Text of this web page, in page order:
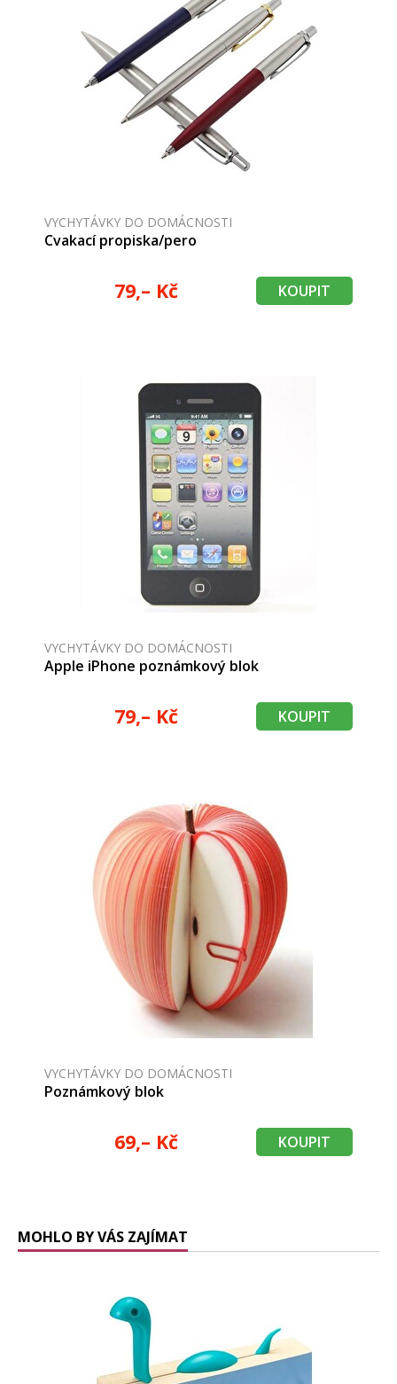
VYCHYTÁVKY DO DOMÁCNOSTI
Cvakací propiska/pero
79,– Kč KOUPIT
VYCHYTÁVKY DO DOMÁCNOSTI
Apple iPhone poznámkový blok
79,– Kč KOUPIT
VYCHYTÁVKY DO DOMÁCNOSTI
Poznámkový blok
69,– Kč KOUPIT
MOHLO BY VÁS ZAJÍMAT